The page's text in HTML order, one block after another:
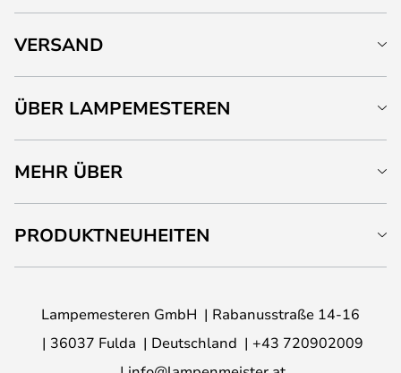
VERSAND
ÜBER LAMPEMESTEREN
MEHR ÜBER
PRODUKTNEUHEITEN
Lampemesteren GmbH
Rabanusstraße 14-16
36037 Fulda
Deutschland
+43 720902009